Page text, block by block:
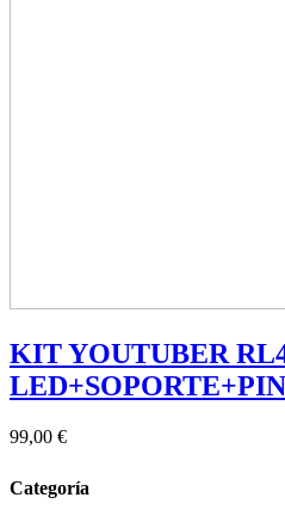
KIT YOUTUBER
99,00 €
Categoría